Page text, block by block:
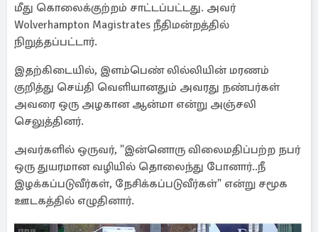
மீது கொலைக்குற்றம் சாட்டப்பட்டது. அவர்
Wolverhampton Magistrates நீதிமன்றத்தில்
நிறுத்தப்பட்டார்.
இதற்கிடையில், இளம்பெண் லில்லியின் மரணம்
குறித்து செய்தி வெளியானதும் அவரது நண்பர்கள்
அவரை ஒரு அழகான ஆன்மா என்று அஞ்சலி
செலுத்தினர்.
அவர்களில் ஒருவர், "இன்னொரு விலைமதிப்பற்ற நபர்
ஒரு துயரமான வழியில் தொலைந்து போனார்..நீ
இழக்கப்படுவீர்கள், நேசிக்கப்படுவீர்கள்" என்று சமூக
ஊடகத்தில் எழுதினார்.